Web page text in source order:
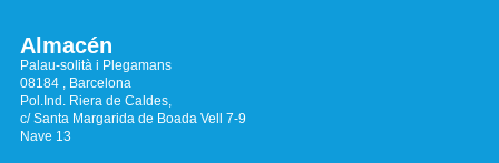
Almacén
Palau-solità i Plegamans
08184 , Barcelona
Pol.Ind. Riera de Caldes,
c/ Santa Margarida de Boada Vell 7-9
Nave 13